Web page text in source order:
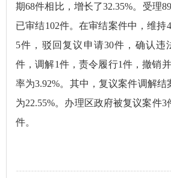
期68件相比，增长了32.35%。受理
已审结102件。在审结案件中，维持
5件，驳回复议申请30件，确认违
件，调解1件，责令履行1件，撤销
率为3.92%。其中，复议案件调解结
为22.55%。办理区政府被复议案件
件。